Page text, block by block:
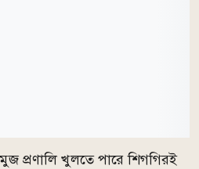
প্রণালি খুলতে পারে শিগগিরই